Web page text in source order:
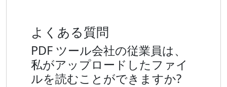
よくある質問
PDF ツール会社の従業員は、
私がアップロードしたファイ
ルを読むことができますか?